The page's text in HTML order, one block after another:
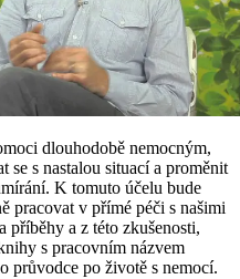
dlouhodobě nemocným,
s nastalou situací a proměnit
K tomuto účelu bude
pracovat v přímé péči s našimi
příběhy a z této zkušenosti,
s pracovním názvem
průvodce po životě s nemocí.